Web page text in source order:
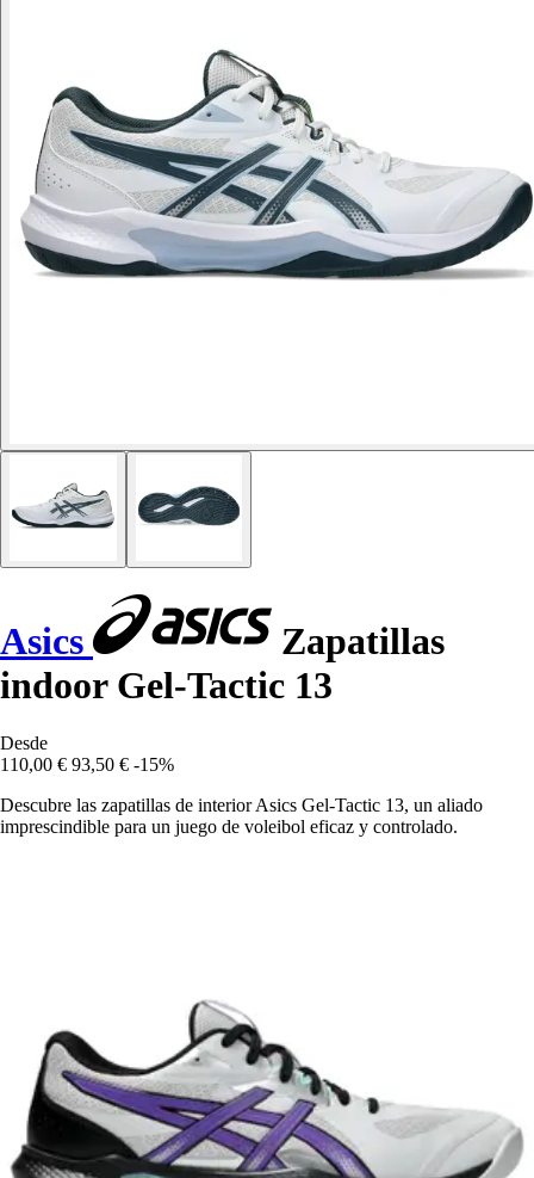
Asics
Zapatillas
indoor Gel-Tactic 13
Desde
110,00 € 93,50 € -15%
Descubre las zapatillas de interior Asics Gel-Tactic 13, un aliado
imprescindible para un juego de voleibol eficaz y controlado.